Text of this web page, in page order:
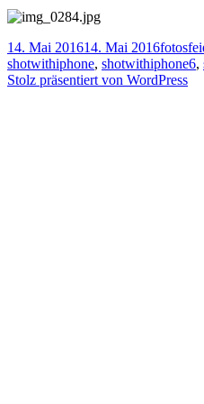
Veröffentlicht
am
14. Mai 201614. Mai 2016fotos
shotwithiphone, shotwithiphone6,
Stolz präsentiert von WordPress